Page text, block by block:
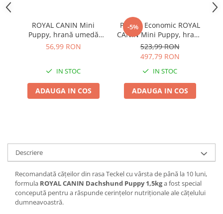
ROYAL CANIN Mini
Puppy, hrană umedă
câine junior (în sos),
56,99 RON
IN STOC
ADAUGA IN COS
-5%
Pachet Economic ROYAL
CANIN Mini Puppy, hrană
uscată câine junior, 2x8kg
523,99 RON
497,79 RON
IN STOC
ADAUGA IN COS
Descriere
Recomandată cățeilor din rasa Teckel cu vârsta de până la 10 luni,
formula ROYAL CANIN Dachshund Puppy 1,5kga fost special
concepută pentru a răspunde cerințelor nutriționale ale cățelului
dumneavoastră.